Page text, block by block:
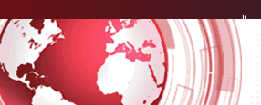
ریال